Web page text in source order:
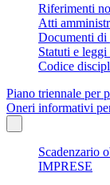
Riferimenti
Atti
Documenti di
Statuti e
Codice
Piano triennale per
Oneri informativi
Scadenzario
IMPRESE